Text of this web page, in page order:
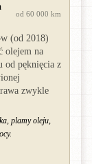
od 60 000 km
(od 2018)
olejem na
pęknięcia z
zwykle
plamy oleju,